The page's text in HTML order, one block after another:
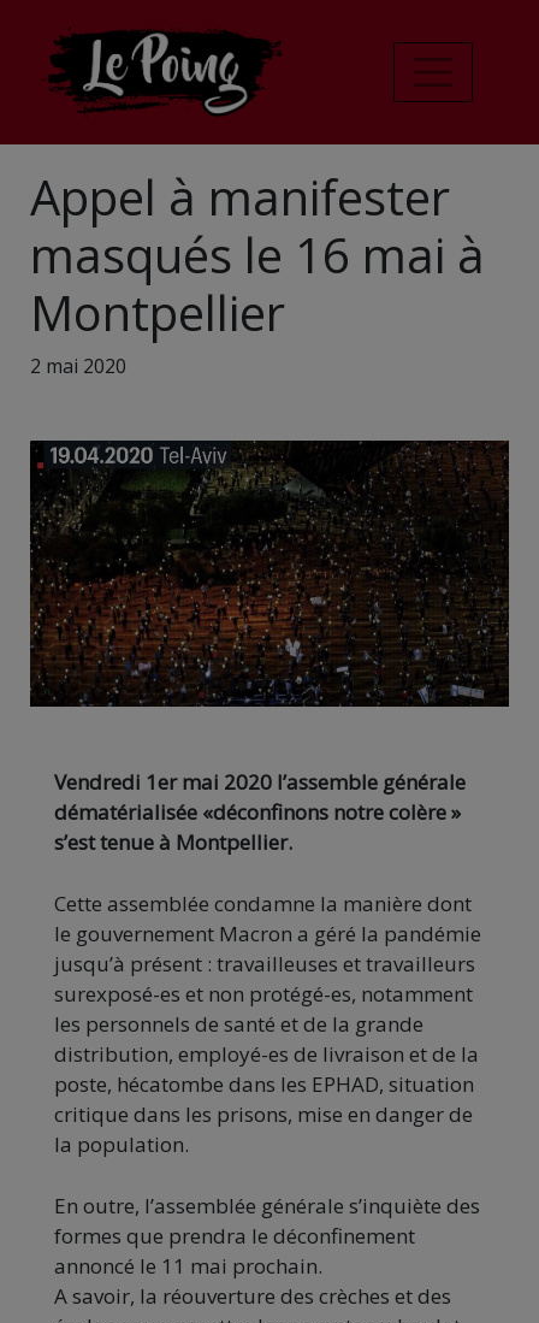
Appel à manifester
masqués le 16 mai à
Montpellier
2 mai 2020
Vendredi 1er mai 2020 l’assemble générale
dématérialisée «déconfinons notre colère »
s’est tenue à Montpellier.
Cette assemblée condamne la manière dont
le gouvernement Macron a géré la pandémie
jusqu’à présent : travailleuses et travailleurs
surexposé-es et non protégé-es, notamment
les personnels de santé et de la grande
distribution, employé-es de livraison et de la
poste, hécatombe dans les EPHAD, situation
critique dans les prisons, mise en danger de
la population.
En outre, l’assemblée générale s’inquiète des
formes que prendra le déconfinement
annoncé le 11 mai prochain.
A savoir, la réouverture des crèches et des